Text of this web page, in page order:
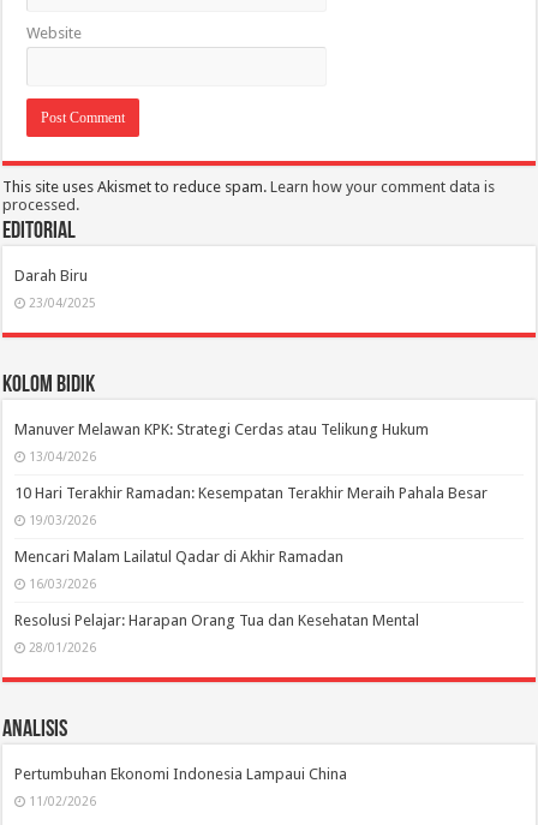
Website
This site uses Akismet to reduce spam.Learn how your comment data is
processed.
Editorial
Darah Biru
23/04/2025
Kolom Bidik
Manuver Melawan KPK: Strategi Cerdas atau Telikung Hukum
13/04/2026
10 Hari Terakhir Ramadan: Kesempatan Terakhir Meraih Pahala Besar
19/03/2026
Mencari Malam Lailatul Qadar di Akhir Ramadan
16/03/2026
Resolusi Pelajar: Harapan Orang Tua dan Kesehatan Mental
28/01/2026
Analisis
Pertumbuhan Ekonomi Indonesia Lampaui China
11/02/2026